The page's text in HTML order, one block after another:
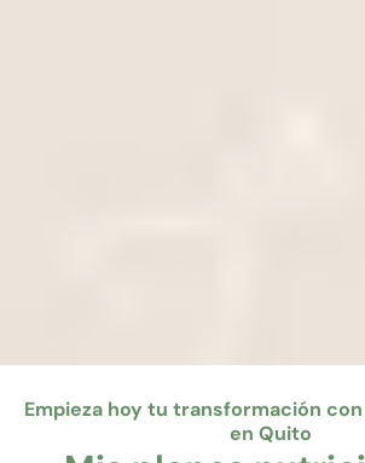
Empieza hoy tu transformación
en Quito